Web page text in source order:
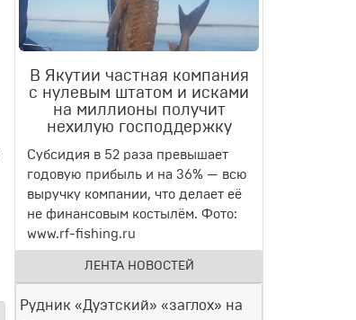
В Якутии частная компания
с нулевым штатом и исками
на миллионы получит
нехилую господдержку
Субсидия в 52 раза превышает
годовую прибыль и на 36% — всю
выручку компании, что делает её
не финансовым костылём. Фото:
www.rf-fishing.ru
ЛЕНТА НОВОСТЕЙ
Рудник «Дуэтский» «заглох» на